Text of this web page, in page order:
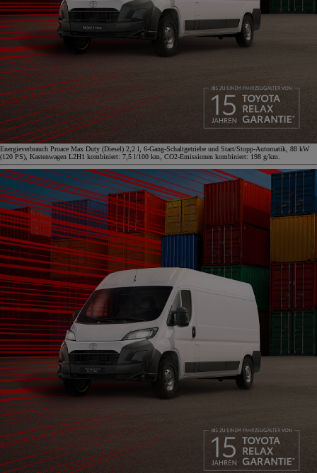
Energieverbrauch Proace Max Duty (Diesel) 2,2 l, 6-Gang-Schaltgetriebe und Start/Stopp-Automatik, 88 kW
(120 PS), Kastenwagen L2H1 kombiniert: 7,5 l/100 km, CO2-Emissionen kombiniert: 198 g/km.